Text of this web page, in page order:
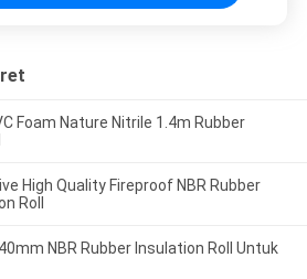
Foam Nature Nitrile 1.4m Rubber
High Quality Fireproof NBR Rubber
Roll
NBR Rubber Insulation Roll Untuk